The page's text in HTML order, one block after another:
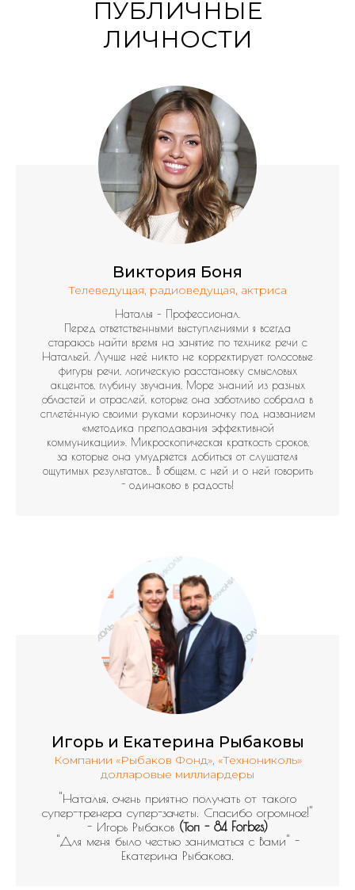
ПУБЛИЧНЫЕ
ЛИЧНОСТИ
Виктория Боня
Телеведущая, радиоведущая, актриса
Наталья – Профессионал.
Перед ответственными выступлениями я всегда
стараюсь найти время на занятие по технике речи с
Натальей. Лучше неё никто не корректирует голосовые
фигуры речи, логическую расстановку смысловых
акцентов, глубину звучания. Море знаний из разных
областей и отраслей, которые она заботливо собрала в
сплетённую своими руками корзиночку под названием
«методика преподавания эффективной
коммуникации». Микроскопическая краткость сроков,
за которые она умудряется добиться от слушателя
ощутимых результатов… В общем, с ней и о ней говорить
- одинаково в радость!
Игорь и Екатерина Рыбаковы
Компании «Рыбаков Фонд», «Технониколь»
долларовые миллиардеры
"Наталья, очень приятно получать от такого
супер-тренера супер-зачеты. Спасибо огромное!"
- Игорь Рыбаков (Топ - 84 Forbes)
"Для меня было честью заниматься с Вами" -
Екатерина Рыбакова.